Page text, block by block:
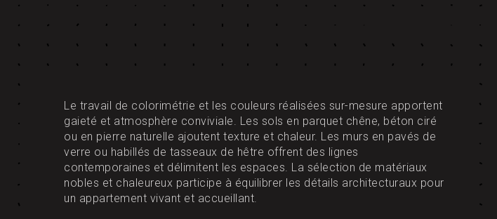
Le travail de colorimétrie et les couleurs réalisées sur-mesure apportent
gaieté et atmosphère conviviale. Les sols en parquet chêne, béton ciré
ou en pierre naturelle ajoutent texture et chaleur. Les murs en pavés de
verre ou habillés de tasseaux de hêtre offrent des lignes
contemporaines et délimitent les espaces. La sélection de matériaux
nobles et chaleureux participe à équilibrer les détails architecturaux pour
un appartement vivant et accueillant.